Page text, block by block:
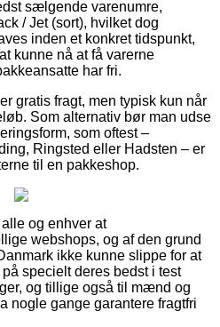
sælgende varenumre,
/ Jet (sort), hvilket dog
inden et konkret tidspunkt,
kunne nå at få varerne
har fri.
gratis fragt, men typisk kun når
Som alternativ bør man udse
som oftest –
Ringsted eller Hadsten – er
til en pakkeshop.
og enhver at
webshops, og af den grund
ikke kunne slippe for at
specielt deres bedst i test
og tillige også til mænd og
nogle gange garantere fragtfri